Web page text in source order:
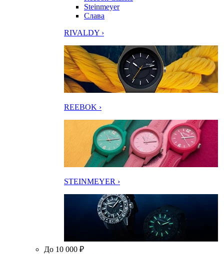
Steinmeyer
Слава
RIVALDY ›
REEBOK ›
STEINMEYER ›
До 10 000 ₽